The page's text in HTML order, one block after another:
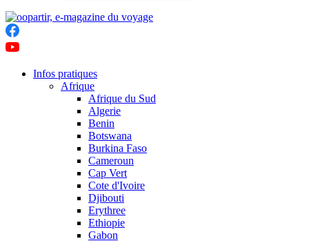
Infos pratiques
Afrique
Afrique du Sud
Algerie
Benin
Botswana
Burkina Faso
Cameroun
Cap Vert
Cote d'Ivoire
Djibouti
Erythree
Ethiopie
Gabon